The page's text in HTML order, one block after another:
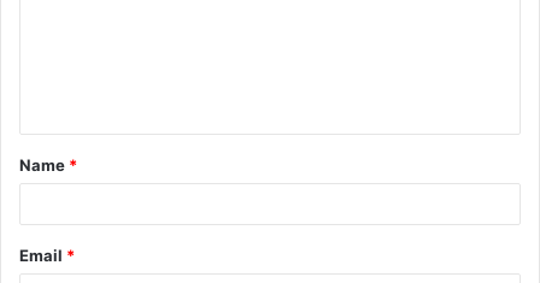
t
*
Name *
Email *